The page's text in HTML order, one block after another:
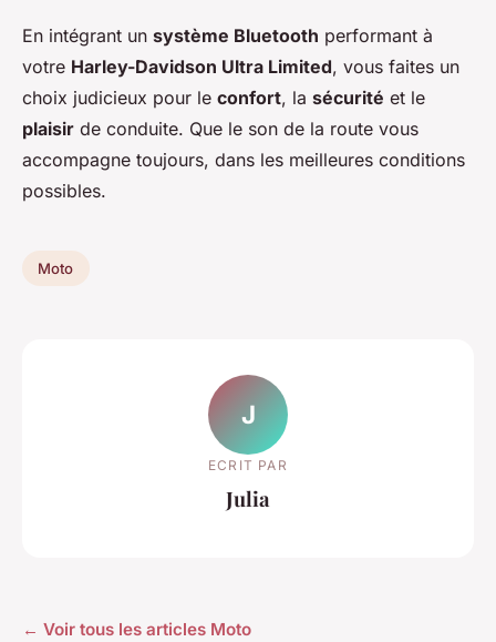
En intégrant un système Bluetooth performant à
votre Harley-Davidson Ultra Limited, vous faites un
choix judicieux pour le confort, la sécurité et le
plaisir de conduite. Que le son de la route vous
accompagne toujours, dans les meilleures conditions
possibles.
Moto
J
ECRIT PAR
Julia
← Voir tous les articles Moto